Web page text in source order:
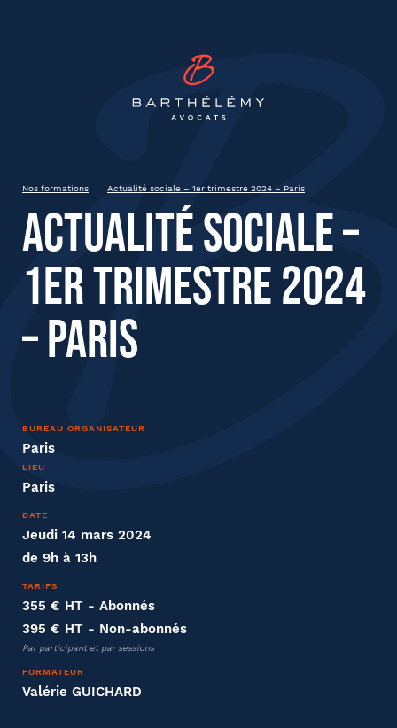
Nos formations Actualité sociale – 1er trimestre 2024 – Paris
Actualité sociale –
1er trimestre 2024
– Paris
BUREAU ORGANISATEUR
Paris
LIEU
Paris
DATE
Jeudi 14 mars 2024
de 9h à 13h
TARIFS
355 € HT - Abonnés
395 € HT - Non-abonnés
Par participant et par sessions
FORMATEUR
Valérie GUICHARD
Actualité sociale – 1er trimestre
de 9h à 13h
État civil
Prénom
Entreprise
Société
Fonction